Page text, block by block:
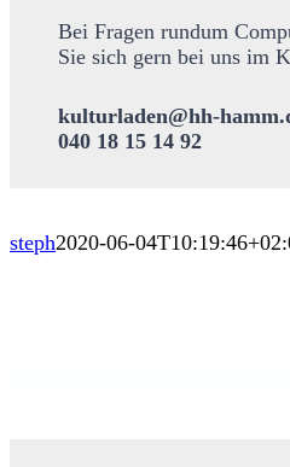
Bei Fragen rundum
Sie sich gern bei uns im
kulturladen@hh-
040 18 15 14 92
steph2020-06-